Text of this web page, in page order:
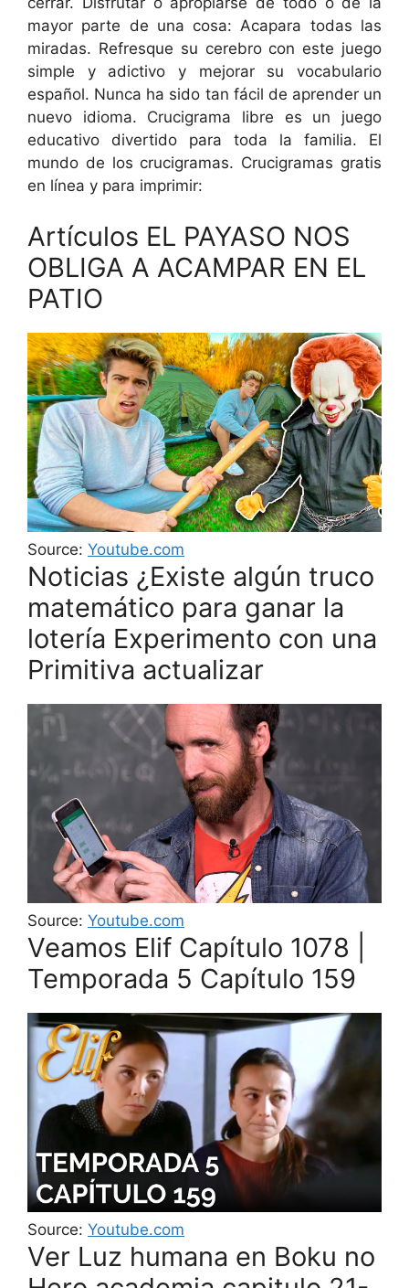
mayor parte de una cosa: Acapara todas las
miradas. Refresque su cerebro con este juego
simple y adictivo y mejorar su vocabulario
español. Nunca ha sido tan fácil de aprender un
nuevo idioma. Crucigrama libre es un juego
educativo divertido para toda la familia. El
mundo de los crucigramas. Crucigramas gratis
en línea y para imprimir:
Artículos EL PAYASO NOS
OBLIGA A ACAMPAR EN EL
PATIO
Source: Youtube.com
Noticias ¿Existe algún truco
matemático para ganar la
lotería Experimento con una
Primitiva actualizar
Source: Youtube.com
Veamos Elif Capítulo 1078 |
Temporada 5 Capítulo 159
Source: Youtube.com
Ver Luz humana en Boku no